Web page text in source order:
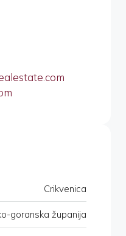
Crikvenica
goranska županija